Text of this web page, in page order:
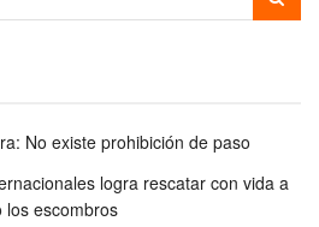
No existe prohibición de paso
logra rescatar con vida a
los escombros